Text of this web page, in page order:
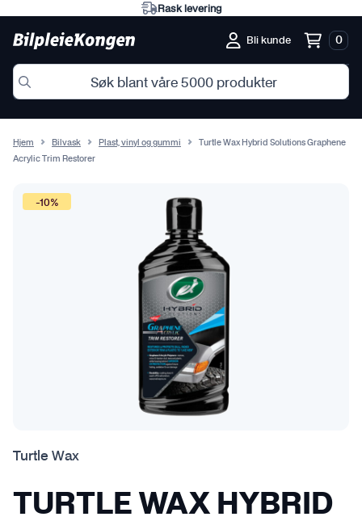
Rask levering
Bli kunde 0
Hjem Bilvask Plast, vinyl og gummi
Turtle Wax Hybrid Solutions Graphene
Acrylic Trim Restorer
-10%
Turtle Wax
TURTLE WAX HYBRID